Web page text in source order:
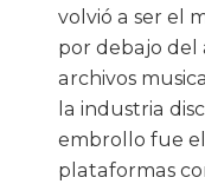
volvió a ser el
por debajo del
archivos
la industria
embrollo fue
plataformas